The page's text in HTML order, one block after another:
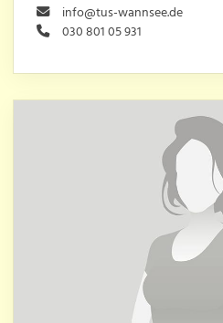
info@tus-wannsee.de
030 801 05 931